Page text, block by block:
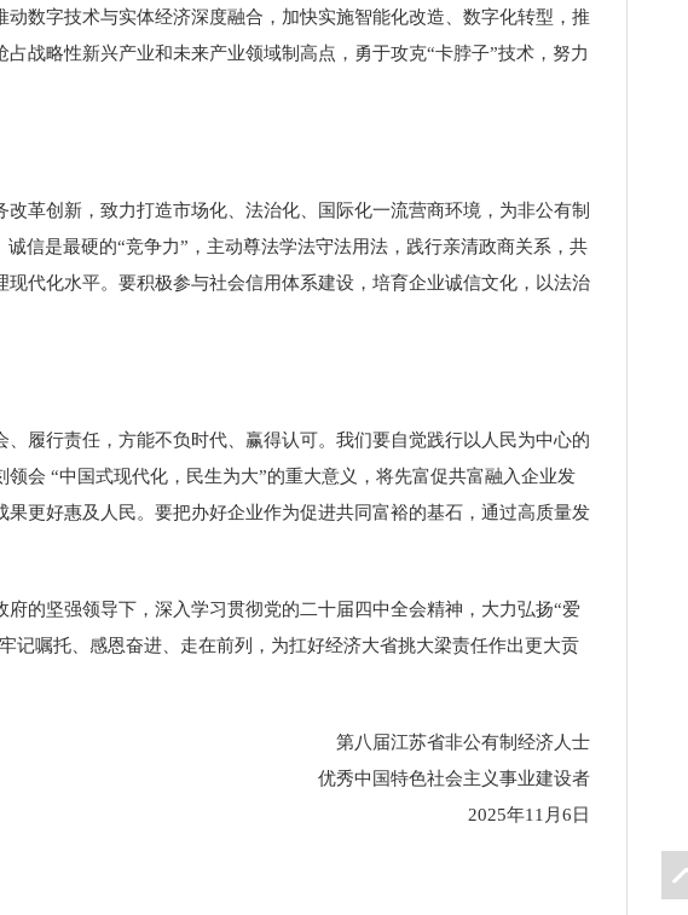
数字技术与实体经济深度融合，加快实施智能化改造、数字化转型，推
战略性新兴产业和未来产业领域制高点，勇于攻克“卡脖子”技术，努力
创新，致力打造市场化、法治化、国际化一流营商环境，为非公有制
信是最硬的“竞争力”，主动尊法学法守法用法，践行亲清政商关系，共
代化水平。要积极参与社会信用体系建设，培育企业诚信文化，以法治
行责任，方能不负时代、赢得认可。我们要自觉践行以人民为中心的
会 “中国式现代化，民生为大”的重大意义，将先富促共富融入企业发
更好惠及人民。要把办好企业作为促进共同富裕的基石，通过高质量发
坚强领导下，深入学习贯彻党的二十届四中全会精神，大力弘扬“爱
记嘱托、感恩奋进、走在前列，为扛好经济大省挑大梁责任作出更大贡
第八届江苏省非公有制经济人士
优秀中国特色社会主义事业建设者
2025年11月6日
置